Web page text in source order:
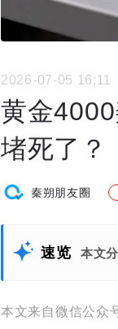
2026-07-05 16:11
黄金
堵死了？
秦朔朋友圈
速览 本文
本文来自微信公众